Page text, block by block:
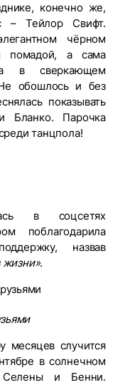
конечно же,
– Тейлор Свифт.
чёрном
помадой, а сама
в сверкающем
обошлось и без
показывать
Бланко. Парочка
танцпола!
в соцсетях
поблагодарила
назвав
.
месяцев случится
в солнечном
Селены и Бенни.